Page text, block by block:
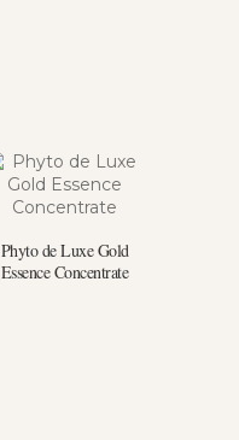
Phyto de Luxe Gold
Essence Concentrate